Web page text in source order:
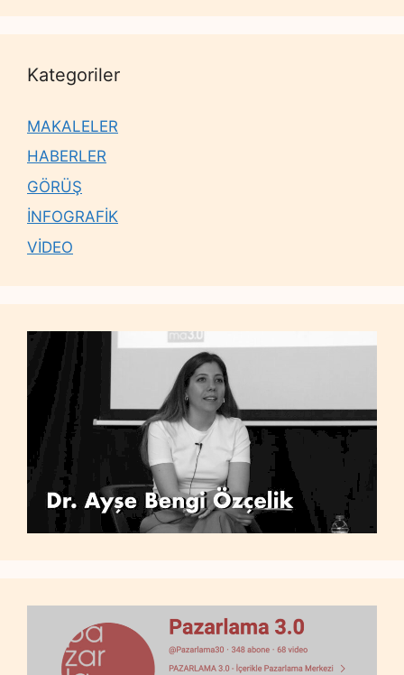
Kategoriler
MAKALELER
HABERLER
GÖRÜŞ
İNFOGRAFİK
VİDEO